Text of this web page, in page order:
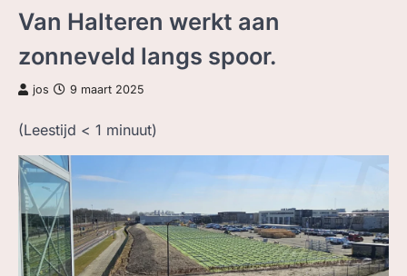
DUITS LIJNTJE
STATION BOXTEL
CONTACT
ZOEK, NIET BC
LEZEN BC, JAAR
Van Halteren werkt aan
zonneveld langs spoor.
jos 9 maart 2025
(Leestijd < 1 minuut)